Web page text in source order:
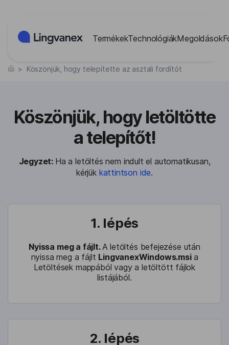
TermékekTechnológiákMegoldások
> Köszönjük, hogy telepítette az asztali fordítót
Köszönjük, hogy letöltötte
a telepítőt!
Jegyzet: Ha a letöltés nem indult el automatikusan,
kérjük kattintson ide.
1. lépés
Nyissa meg a fájlt.A letöltés befejezése után
nyissa meg a fájlt LingvanexWindows.msi a
Letöltések mappából vagy a letöltött fájlok
listájából.
2. lépés